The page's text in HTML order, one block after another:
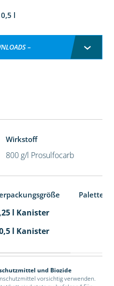
l
–
Wirkstoff
800 g/l Prosulfocarb
l Kanister
l Kanister
und Biozide
vorsichtig verwenden.